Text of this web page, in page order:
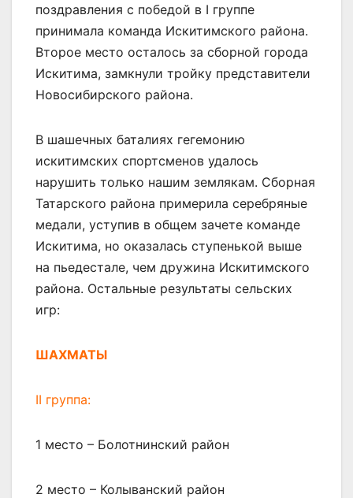
поздравления с победой в I группе
принимала команда Искитимского района.
Второе место осталось за сборной города
Искитима, замкнули тройку представители
Новосибирского района.
В шашечных баталиях гегемонию
искитимских спортсменов удалось
нарушить только нашим землякам. Сборная
Татарского района примерила серебряные
медали, уступив в общем зачете команде
Искитима, но оказалась ступенькой выше
на пьедестале, чем дружина Искитимского
района. Остальные результаты сельских
игр:
ШАХМАТЫ
II группа:
1 место – Болотнинский район
2 место – Колыванский район